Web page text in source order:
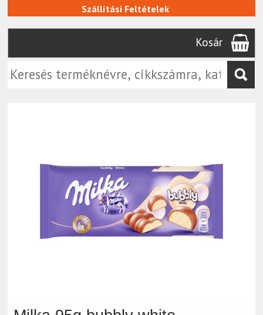
Szállítási Feltételek
Kosár